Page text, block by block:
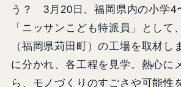
う？ 3月20日、福岡県内の小学4
「ニッサンこども特派員」として
（福岡県苅田町）の工場を取材し
に分かれ、各工程を見学。熱心に
ら、モノづくりのすごさや可能性